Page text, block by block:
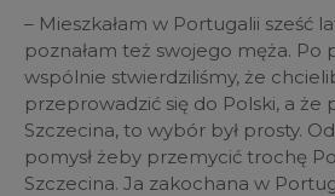
– Mieszkałam w Portugalii sześć
poznałam też swojego męża. Po
wspólnie stwierdziliśmy, że
przeprowadzić się do Polski, a że
Szczecina, to wybór był prosty.
pomysł żeby przemycić trochę
Szczecina. Ja zakochana w